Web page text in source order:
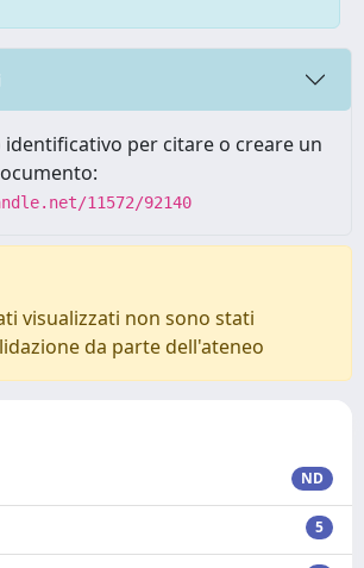
identificativo per citare o creare un
11572/92140
visualizzati non sono stati
da parte dell'ateneo
ND
5